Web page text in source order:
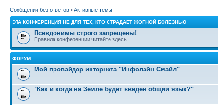
Сообщения без ответов • Активные темы
ЭТА КОНФЕРЕНЦИЯ НЕ ДЛЯ ТЕХ, КТО СТРАДАЕТ ЖОПНОЙ БОЛЕЗНЬЮ
Псевдонимы строго запрещены!
Правила конференции читайте здесь
ФОРУМ
Мой провайдер интернета "Инфолайн-Смайл"
"Как и когда на Земле будет введён общий язык?"